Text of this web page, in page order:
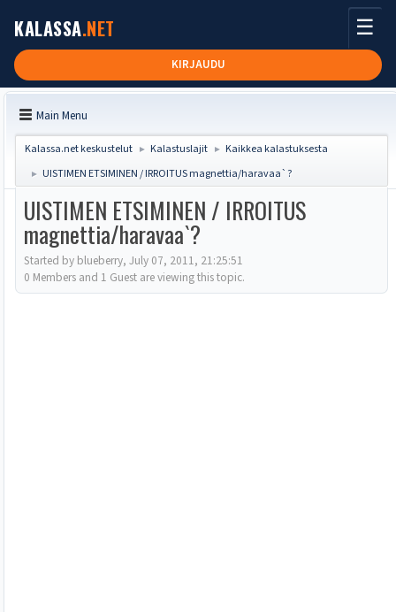
KALASSA.NET
KIRJAUDU
☰
Main Menu
Kalassa.net keskustelut ► Kalastuslajit ► Kaikkea kalastuksesta
► UISTIMEN ETSIMINEN / IRROITUS magnettia/haravaa`?
UISTIMEN ETSIMINEN / IRROITUS
magnettia/haravaa`?
Started by blueberry, July 07, 2011, 21:25:51
0 Members and 1 Guest are viewing this topic.